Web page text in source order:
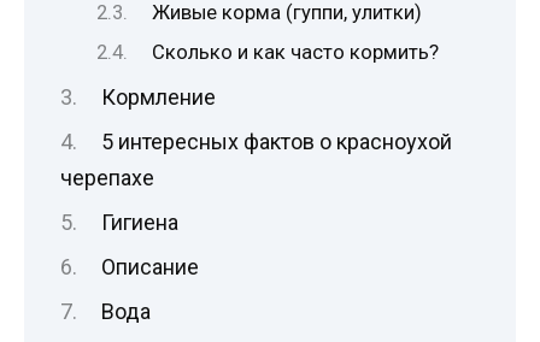
Живые корма (гуппи, улитки)
Сколько и как часто кормить?
Кормление
5 интересных фактов о красноухой
черепахе
Гигиена
Описание
Вода